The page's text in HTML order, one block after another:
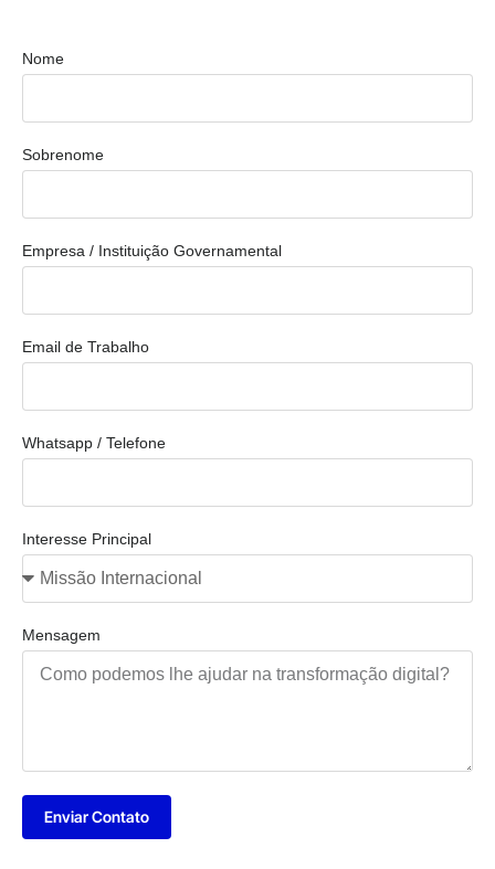
Nome
Sobrenome
Empresa / Instituição Governamental
Email de Trabalho
Whatsapp / Telefone
Interesse Principal
Mensagem
Enviar Contato